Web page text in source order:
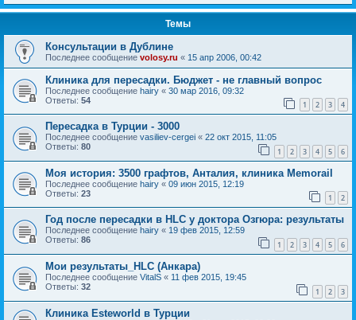
Темы
Консультации в Дублине
Последнее сообщение volosy.ru « 15 апр 2006, 00:42
Клиника для пересадки. Бюджет - не главный вопрос
Последнее сообщение hairy « 30 мар 2016, 09:32
Ответы: 54 1 2 3 4
Пересадка в Турции - 3000
Последнее сообщение vasiliev-cergei « 22 окт 2015, 11:05
Ответы: 80 1 2 3 4 5 6
Моя история: 3500 графтов, Анталия, клиника Memorail
Последнее сообщение hairy « 09 июн 2015, 12:19
Ответы: 23 1 2
Год после пересадки в HLC у доктора Озгюра: результаты
Последнее сообщение hairy « 19 фев 2015, 12:59
Ответы: 86 1 2 3 4 5 6
Мои результаты_HLC (Анкара)
Последнее сообщение VitalS « 11 фев 2015, 19:45
Ответы: 32 1 2 3
Клиника Esteworld в Турции